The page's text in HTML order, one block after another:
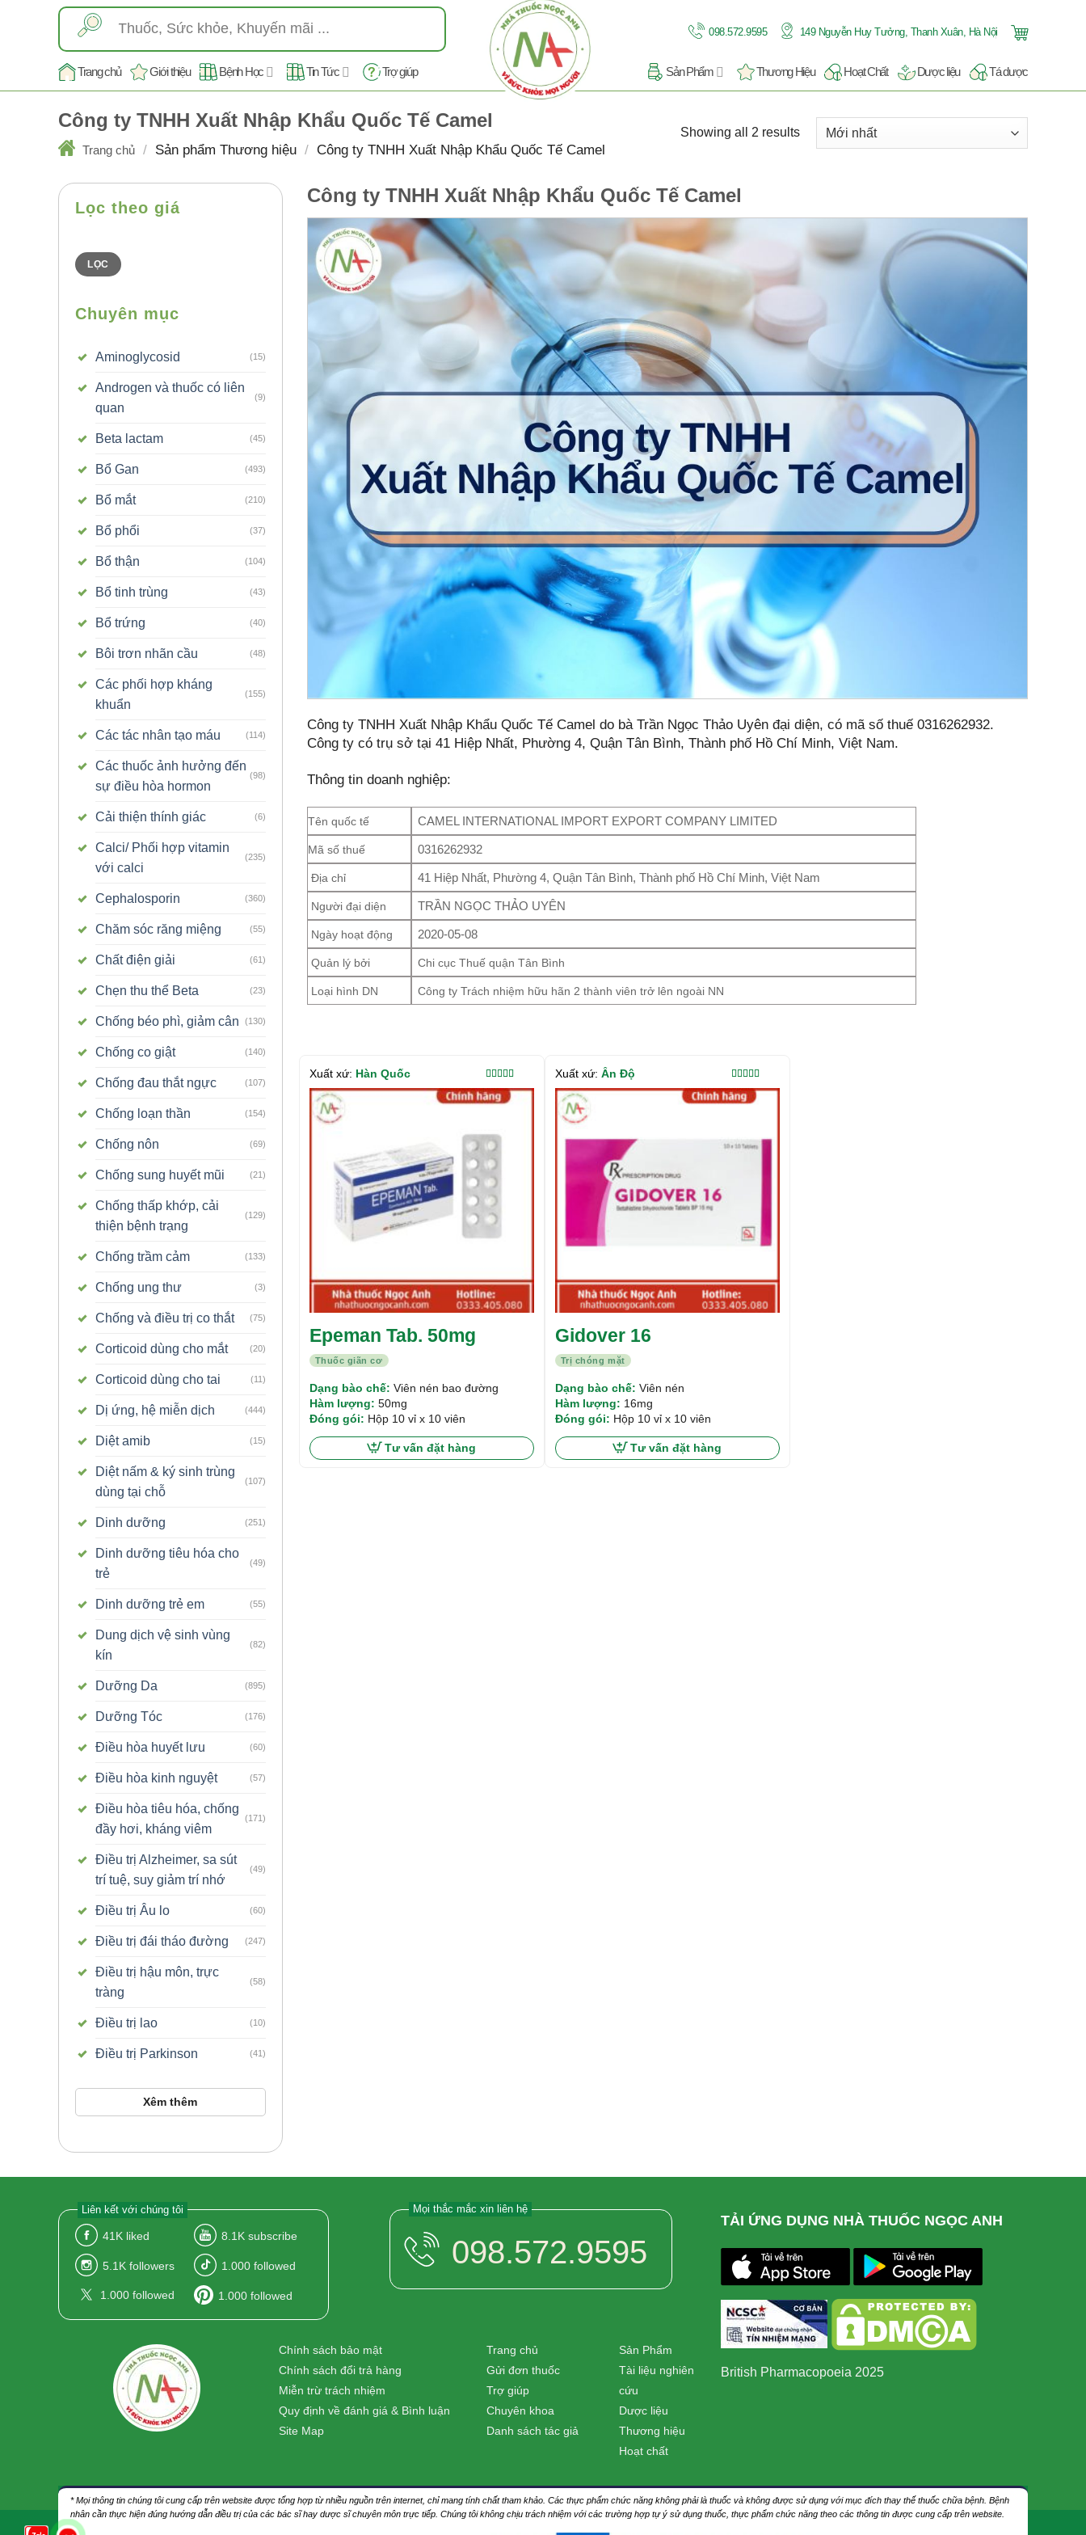
kiếm:
098.572.9595 149 Nguyễn Huy Tưởng, Thanh Xuân, Hà Nội
Trang chủ Giới thiệu Bệnh Học Tin Tức Trợ giúp Sản Phẩm Thương Hiệu Hoạt Chất Dược liệu Tá dược
Công ty TNHH Xuất Nhập Khẩu Quốc Tế Camel
Trang chủ / Sản phẩm Thương hiệu / Công ty TNHH Xuất Nhập Khẩu Quốc Tế Camel
Showing all 2 results
Lọc theo giá
thấp
nhất
cao
nhấtLỌC
Chuyên mục
Aminoglycosid (15)
Androgen và thuốc có liên
quan
(9)
Beta lactam (45)
Bổ Gan (493)
Bổ mắt (210)
Bổ phổi (37)
Bổ thận (104)
Bổ tinh trùng (43)
Bổ trứng (40)
Bôi trơn nhãn cầu (48)
Các phối hợp kháng
khuẩn
(155)
Các tác nhân tạo máu (114)
Các thuốc ảnh hưởng đến
sự điều hòa hormon
(98)
Cải thiện thính giác (6)
Calci/ Phối hợp vitamin
với calci
(235)
Cephalosporin (360)
Chăm sóc răng miệng (55)
Chất điện giải (61)
Chẹn thu thể Beta (23)
Chống béo phì, giảm cân (130)
Chống co giật (140)
Chống đau thắt ngực (107)
Chống loạn thần (154)
Chống nôn (69)
Chống sung huyết mũi (21)
Chống thấp khớp, cải
thiện bệnh trạng
(129)
Chống trầm cảm (133)
Chống ung thư (3)
Chống và điều trị co thắt (75)
Corticoid dùng cho mắt (20)
Corticoid dùng cho tai (11)
Dị ứng, hệ miễn dịch (444)
Diệt amib (15)
Diệt nấm & ký sinh trùng
dùng tại chỗ
(107)
Dinh dưỡng (251)
Dinh dưỡng tiêu hóa cho
trẻ
(49)
Dinh dưỡng trẻ em (55)
Dung dịch vệ sinh vùng
kín
(82)
Dưỡng Da (895)
Dưỡng Tóc (176)
Điều hòa huyết lưu (60)
Điều hòa kinh nguyệt (57)
Điều hòa tiêu hóa, chống
đầy hơi, kháng viêm
(171)
Điều trị Alzheimer, sa sút
trí tuệ, suy giảm trí nhớ
(49)
Điều trị Âu lo (60)
Điều trị đái tháo đường (247)
Điều trị hậu môn, trực
tràng
(58)
Điều trị lao (10)
Điều trị Parkinson (41)
Xêm thêm
Công ty TNHH Xuất Nhập Khẩu Quốc Tế Camel
Công ty TNHH Xuất Nhập Khẩu Quốc Tế Camel do bà Trần Ngọc Thảo Uyên đại diện, có mã số thuế 0316262932.
Công ty có trụ sở tại 41 Hiệp Nhất, Phường 4, Quận Tân Bình, Thành phố Hồ Chí Minh, Việt Nam.
Thông tin doanh nghiệp:
Tên quốc tế CAMEL INTERNATIONAL IMPORT EXPORT COMPANY LIMITED
Mã số thuế 0316262932
Địa chỉ 41 Hiệp Nhất, Phường 4, Quận Tân Bình, Thành phố Hồ Chí Minh, Việt Nam
Người đại diện TRẦN NGỌC THẢO UYÊN
Ngày hoạt động 2020-05-08
Quản lý bởi Chi cục Thuế quận Tân Bình
Loại hình DN Công ty Trách nhiệm hữu hãn 2 thành viên trở lên ngoài NN
Thuốc giãn cơ
Epeman Tab. 50mg
Được xếp
hạng 4.00
5 sao
Dạng bào chế: Viên nén bao đường
Hàm lượng: 50mg
Đóng gói: Hộp 10 vỉ x 10 viên
Tư vấn đặt hàng
Xuất xứ: Hàn Quốc
Trị chóng mặt
Gidover 16
Được xếp
hạng5.00
sao
Dạng bào chế: Viên nén
Hàm lượng: 16mg
Đóng gói: Hộp 10 vỉ x 10 viên
Tư vấn đặt hàng
Xuất xứ: Ấn Độ
Liên kết với chúng tôi
41K liked 8.1Ksubscribe
5.1K followers 1.000followed
1.000 followed 1.000followed
Mọi thắc mắc xin liên hệ
098.572.9595
Chính sách bảo mật
Chính sách đổi trả hàng
Miễn trừ trách nhiệm
Quy định về đánh giá & Bình luận
Site Map
Trang chủ
Gửi đơn thuốc
Trợ giúp
Chuyên khoa
Danh sách tác giả
Sản Phẩm
Tài liệu nghiên
cứu
Dược liệu
Thương hiệu
Hoạt chất
TẢI ỨNG DỤNG NHÀ THUỐC NGỌC ANH
British Pharmacopoeia 2025
* Mọi thông tin chúng tôi cung cấp trên website được tổng hợp từ nhiều nguồn trên internet, chỉ mang tính chất tham khảo. Các thực phẩm chức năng không phải là thuốc và không được sử dụng với mục đích thay thế thuốc chữa bệnh. Bệnh
nhân cần thực hiện đúng hướng dẫn điều trị của các bác sĩ hay dược sĩ chuyên môn trực tiếp. Chúng tôi không chịu trách nhiệm với các trường hợp tự ý sử dụng thuốc, thực phẩm chức năng theo các thông tin được cung cấp trên website.